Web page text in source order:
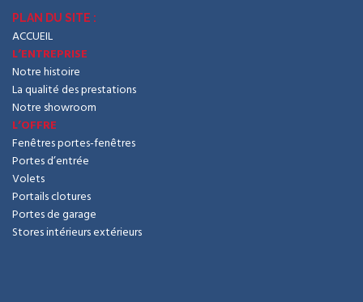
PLAN DU SITE :
ACCUEIL
L’ENTREPRISE
Notre histoire
La qualité des prestations
Notre showroom
L’OFFRE
Fenêtres portes-fenêtres
Portes d’entrée
Volets
Portails clotures
Portes de garage
Stores intérieurs extérieurs